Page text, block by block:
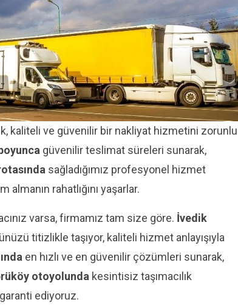
kaliteli ve güvenilir bir nakliyat hizmetini zorunlu
güvenilir teslimat süreleri sunarak,
sağladığımız profesyonel hizmet
rahatlığını yaşarlar.
varsa, firmamız tam size göre. İvedik
titizlikle taşıyor, kaliteli hizmet anlayışıyla
en hızlı ve en güvenilir çözümleri sunarak,
otoyolunda kesintisiz taşımacılık
ediyoruz.